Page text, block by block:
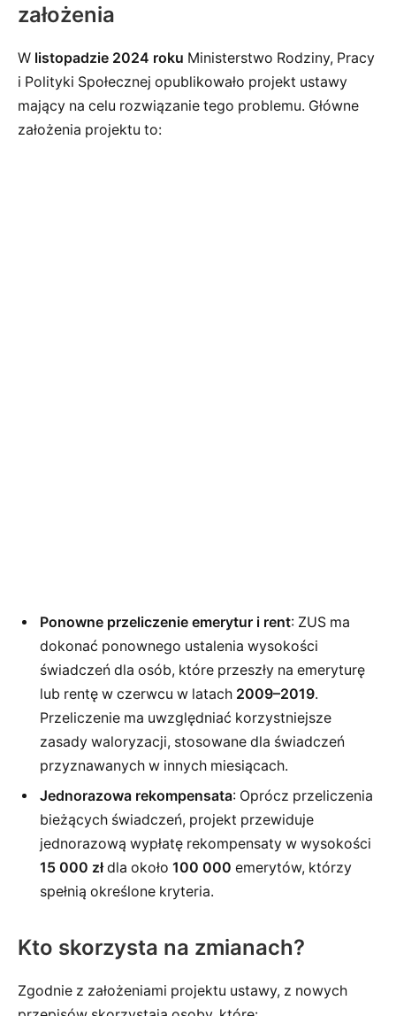
założenia
W listopadzie 2024 roku Ministerstwo Rodziny, Pracy
i Polityki Społecznej opublikowało projekt ustawy
mający na celu rozwiązanie tego problemu. Główne
założenia projektu to:
Ponowne przeliczenie emerytur i rent: ZUS ma
dokonać ponownego ustalenia wysokości
świadczeń dla osób, które przeszły na emeryturę
lub rentę w czerwcu w latach 2009–2019.
Przeliczenie ma uwzględniać korzystniejsze
zasady waloryzacji, stosowane dla świadczeń
przyznawanych w innych miesiącach.
Jednorazowa rekompensata: Oprócz przeliczenia
bieżących świadczeń, projekt przewiduje
jednorazową wypłatę rekompensaty w wysokości
15 000 złdla około 100 000 emerytów, którzy
spełnią określone kryteria.
Kto skorzysta na zmianach?
Zgodnie z założeniami projektu ustawy, z nowych